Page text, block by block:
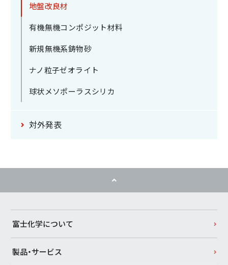
地盤改良材
有機無機コンポジット材料
新規無機系鋳物砂
ナノ粒子ゼオライト
球状メソポーラスシリカ
対外発表
富士化学について
製品・サービス